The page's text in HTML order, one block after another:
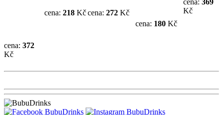
cena: 372
Kč
cena: 218 Kčcena: 272 Kč
cena: 180 Kč
cena: 369
Kč